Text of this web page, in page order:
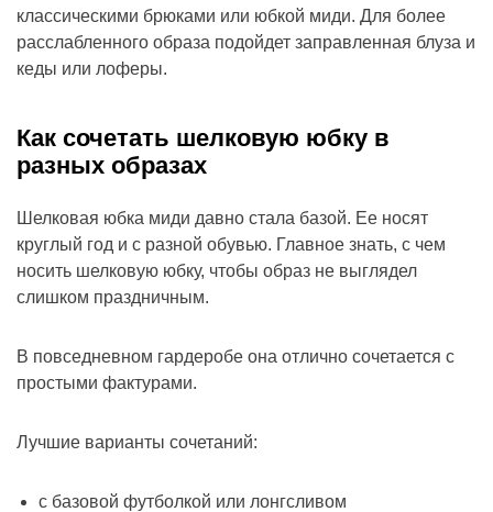
классическими брюками или юбкой миди. Для более
расслабленного образа подойдет заправленная блуза и
кеды или лоферы.
Как сочетать шелковую юбку в
разных образах
Шелковая юбка миди давно стала базой. Ее носят
круглый год и с разной обувью. Главное знать, с чем
носить шелковую юбку, чтобы образ не выглядел
слишком праздничным.
В повседневном гардеробе она отлично сочетается с
простыми фактурами.
Лучшие варианты сочетаний:
с базовой футболкой или лонгсливом